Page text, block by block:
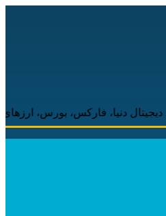
فارکس، بورس، ارزهای دیجیتال